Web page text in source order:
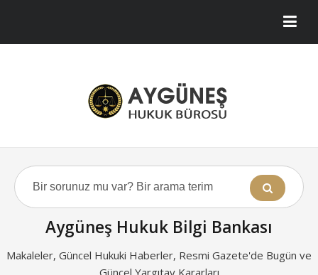
Aygüneş Hukuk Bilgi Bankası
Makaleler, Güncel Hukuki Haberler, Resmi Gazete'de Bugün ve
Güncel Yargıtay Kararları